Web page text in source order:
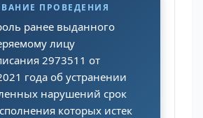
ПРОВЕДЕНИЯ
ранее выданного
лицу
2973511 от
года об устранении
нарушений срок
которых истек